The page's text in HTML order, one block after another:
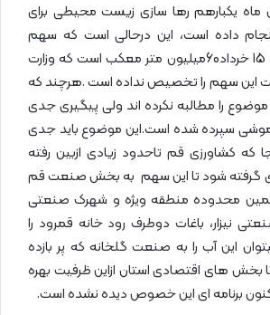
یکبارهم رها سازی زیست محیطی برای
داده است، این درحالی است که سهم
کشاورزان قمی از سد 15 خرداد60میلیون متر معکب است که وزارت
این سهم را تخصیص نداده است .هرچند که
را مطالبه نکرده اند ولی پیگیری جدی
سپرده شده است.این موضوع باید جدی
که کشاورزی قم تاحدود زیادی ازبین رفته
گرفته شود تا این سهم به بخش صنعت قم
محدوده منطقه ویژه و شهرک صنعتی
نیزار، باغات دوطرف رود خانه قمرود را
این آب را به صنعت گلخانه که پر بازده
های اقتصادی استان ازاین ظرفیت بهره
برنامه ای این خصوص دیده نشده است.